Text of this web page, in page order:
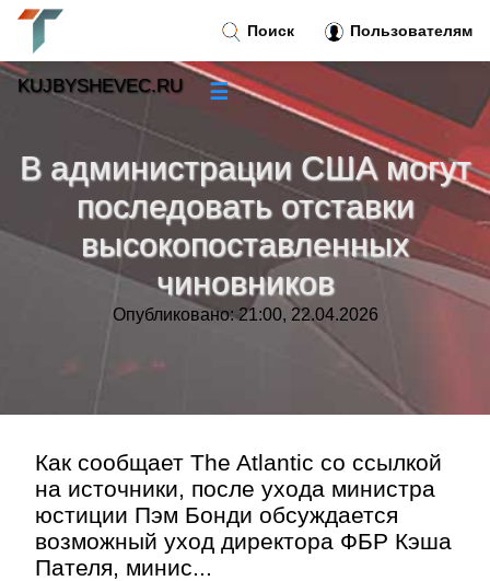
В администрации США могут
последовать отставки
высокопоставленных
чиновников
Опубликовано: 21:00, 22.04.2026
Как сообщает The Atlantic со ссылкой
на источники, после ухода министра
юстиции Пэм Бонди обсуждается
возможный уход директора ФБР Кэша
Пателя, минис...
Поиск Пользователям
KUJBYSHEVEC.RU ☰
Новости
Тренды новостей»
Рубрики »
»